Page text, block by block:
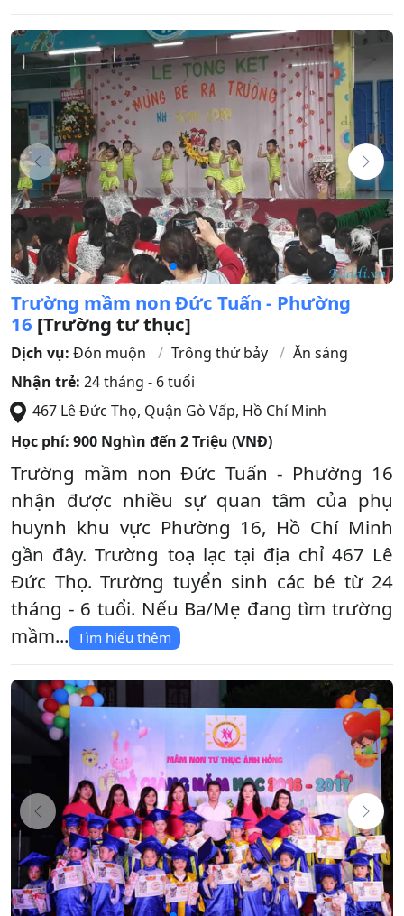
Trường mầm non Đức Tuấn - Phường
16 [Trường tư thục]
Dịch vụ: Đón muộn Trông thứ bảy
Ăn sáng
Nhận trẻ: 24 tháng - 6 tuổi
467 Lê Đức Thọ, Quận Gò Vấp, Hồ Chí Minh
Học phí: 900 Nghìn đến 2 Triệu (VNĐ)
Trường mầm non Đức Tuấn - Phường 16
nhận được nhiều sự quan tâm của phụ
huynh khu vực Phường 16, Hồ Chí Minh
gần đây. Trường toạ lạc tại địa chỉ 467 Lê
Đức Thọ. Trường tuyển sinh các bé từ 24
tháng - 6 tuổi. Nếu Ba/Mẹ đang tìm trường
mầm... Tìm hiểu thêm